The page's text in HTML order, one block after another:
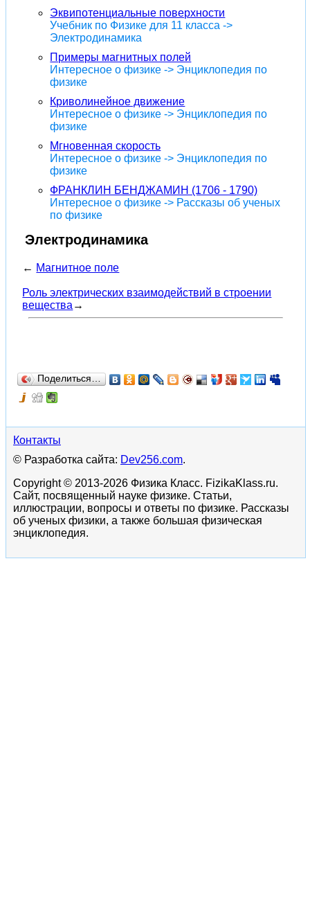
Эквипотенциальные поверхности
Учебник по Физике для 11 класса ->
Электродинамика
Примеры магнитных полей
Интересное о физике -> Энциклопедия по
физике
Криволинейное движение
Интересное о физике -> Энциклопедия по
физике
Мгновенная скорость
Интересное о физике -> Энциклопедия по
физике
ФРАНКЛИН БЕНДЖАМИН (1706 - 1790)
Интересное о физике -> Рассказы об ученых
по физике
Электродинамика
← Магнитное поле
Роль электрических взаимодействий в строении
вещества →
Поделиться…
Контакты
© Разработка сайта: Dev256.com.
Copyright © 2013-2026 Физика Класс. FizikaKlass.ru.
Сайт, посвященный науке физике. Статьи,
иллюстрации, вопросы и ответы по физике. Рассказы
об ученых физики, а также большая физическая
энциклопедия.